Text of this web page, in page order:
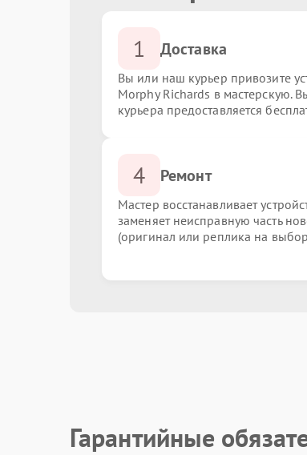
1 Доставка
Вы или наш курьер привозите
Morphy Richards в мастерскую.
курьера предоставляется
4 Ремонт
Мастер восстанавливает
заменяет неисправную часть
(оригинал или реплика на
Гарантийные